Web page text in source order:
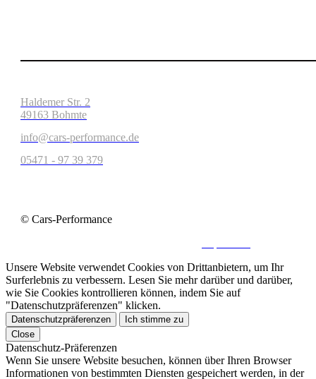
Haldemer Str. 2
49163 Bohmte
info@cars-performance.de
05471 - 97 39 379
© Cars-Performance
Unsere Website verwendet Cookies von Drittanbietern, um Ihr
Surferlebnis zu verbessern. Lesen Sie mehr darüber und darüber,
wie Sie Cookies kontrollieren können, indem Sie auf
"Datenschutzpräferenzen" klicken.
Datenschutzpräferenzen
Ich stimme zu
Close
Datenschutz-Präferenzen
Wenn Sie unsere Website besuchen, können über Ihren Browser
Informationen von bestimmten Diensten gespeichert werden, in der